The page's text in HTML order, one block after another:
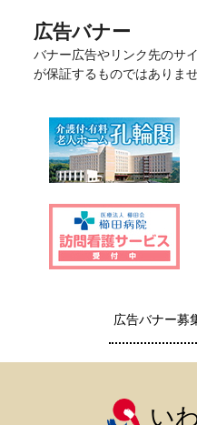
広告バナー
バナー広告やリンク先のサ
が保証するものではありませ
広告バナー募
い